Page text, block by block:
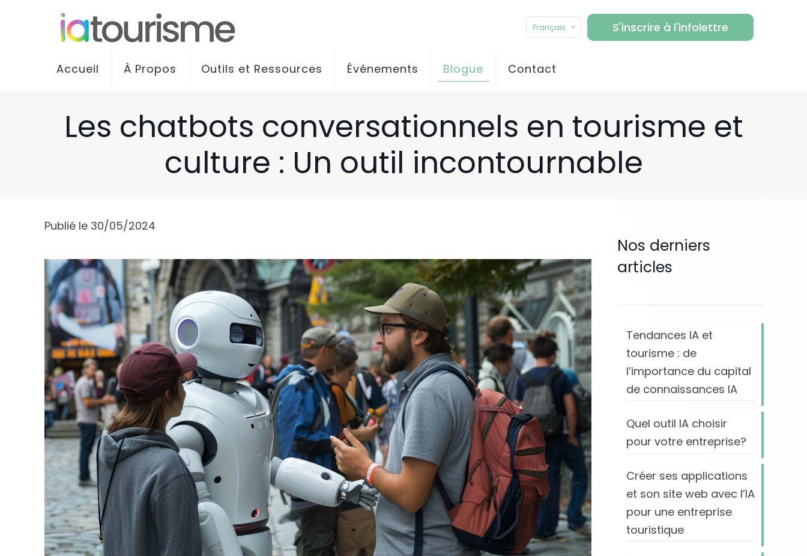
Français S'inscrire à l'infolettre
Accueil À Propos Outils et Ressources Événements Blogue Contact
Les chatbots conversationnels en tourisme et
culture : Un outil incontournable
Publié le 30/05/2024
Nos derniers
articles
Tendances IA et
tourisme : de
l’importance du capital
de connaissances IA
Quel outil IA choisir
pour votre entreprise?
Créer ses applications
et son site web avec l’IA
pour une entreprise
touristique